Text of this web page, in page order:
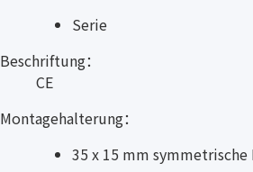
Serie
Beschriftung：
CE
Montagehalterung：
35 x 15 mm symmetrische